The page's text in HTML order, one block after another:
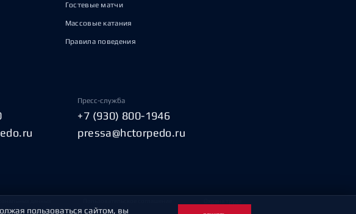
Гостевые матчи
Массовые катания
Правила поведения
Пресс-служба
+7 (930) 800-1946
pressa@hctorpedo.ru
пользоваться сайтом, вы